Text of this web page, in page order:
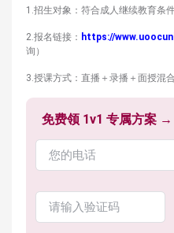
1.招生对象：符合成人继续教育条
2.报名链接： https://
询）
3.授课方式：直播＋录播＋面授混
免费领 1v1 专属方案